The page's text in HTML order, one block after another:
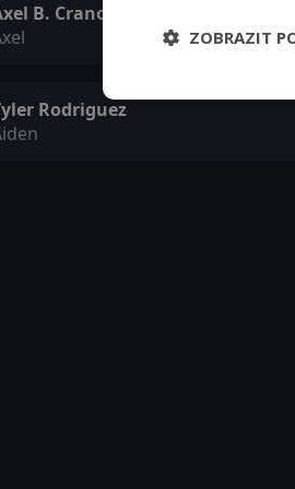
B. Crano
Rodriguez
ZOBRAZIT